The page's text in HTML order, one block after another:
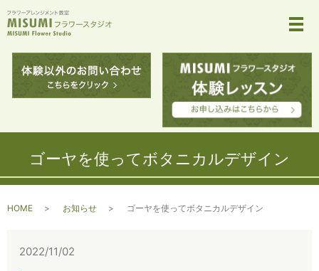
メ
ゴーヤを使ってボタニカルデザイン
HOME お知らせ ゴーヤを使ってボタニカルデザイン
2022/11/02